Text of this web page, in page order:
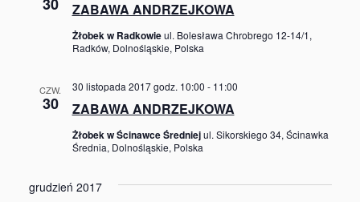
ZABAWA ANDRZEJKOWA
Żłobek w Radkowieul. Bolesława Chrobrego 12-14/1,
Radków, Dolnośląskie, Polska
CZW.
30 ZABAWA ANDRZEJKOWA
30 listopada 2017 godz. 10:00 - 11:00
Żłobek w Ścinawce Średniejul. Sikorskiego 34, Ścinawka
Średnia, Dolnośląskie, Polska
grudzień 2017